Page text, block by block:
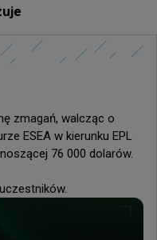
zmagań, walcząc o
ESEA w kierunku EPL
76 000 dolarów.